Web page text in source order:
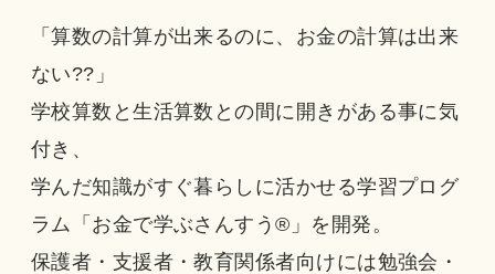
「算数の計算が出来るのに、お金の計算は出来
ない??」
学校算数と生活算数との間に開きがある事に気
付き、
学んだ知識がすぐ暮らしに活かせる学習プログ
ラム「お金で学ぶさんすう®」を開発。
保護者・支援者・教育関係者向けには勉強会・